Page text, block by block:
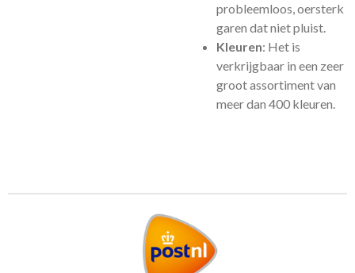
probleemloos, oersterk
garen dat niet pluist.
Kleuren: Het is
verkrijgbaar in een zeer
groot assortiment van
meer dan 400 kleuren.